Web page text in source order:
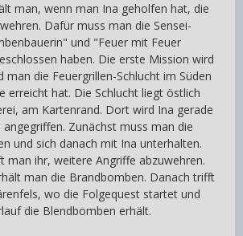
man, wenn man Ina geholfen hat, die
Dafür muss man die Sensei-
und "Feuer mit Feuer
haben. Die erste Mission wird
man die Feuergrillen-Schlucht im Süden
erreicht hat. Die Schlucht liegt östlich
am Kartenrand. Dort wird Ina gerade
angegriffen. Zunächst muss man die
und sich danach mit Ina unterhalten.
man ihr, weitere Angriffe abzuwehren.
man die Brandbomben. Danach trifft
wo die Folgequest startet und
die Blendbomben erhält.